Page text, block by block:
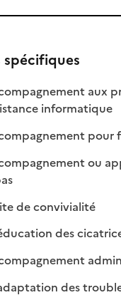
spécifiques
aux
informatique
:
: non
pour
ou
disponible
de convivialité
:
: non
des
:
:
des